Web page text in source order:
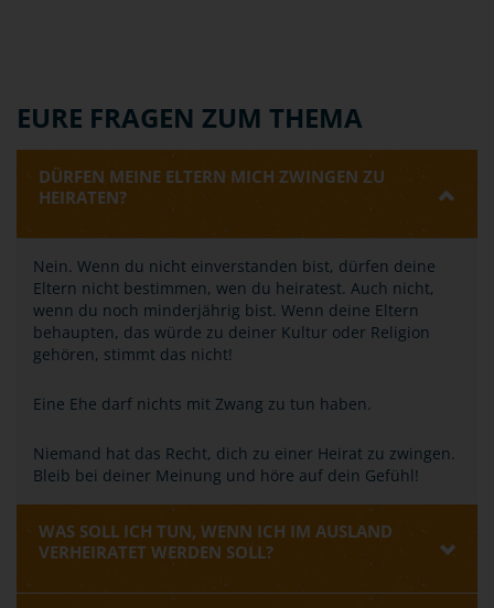
EURE FRAGEN ZUM THEMA
DÜRFEN MEINE ELTERN MICH ZWINGEN ZU
HEIRATEN?
Nein. Wenn du nicht einverstanden bist, dürfen deine
Eltern nicht bestimmen, wen du heiratest. Auch nicht,
wenn du noch minderjährig bist. Wenn deine Eltern
behaupten, das würde zu deiner Kultur oder Religion
gehören, stimmt das nicht!
Eine Ehe darf nichts mit Zwang zu tun haben.
Niemand hat das Recht, dich zu einer Heirat zu zwingen.
Bleib bei deiner Meinung und höre auf dein Gefühl!
WAS SOLL ICH TUN, WENN ICH IM AUSLAND
VERHEIRATET WERDEN SOLL?